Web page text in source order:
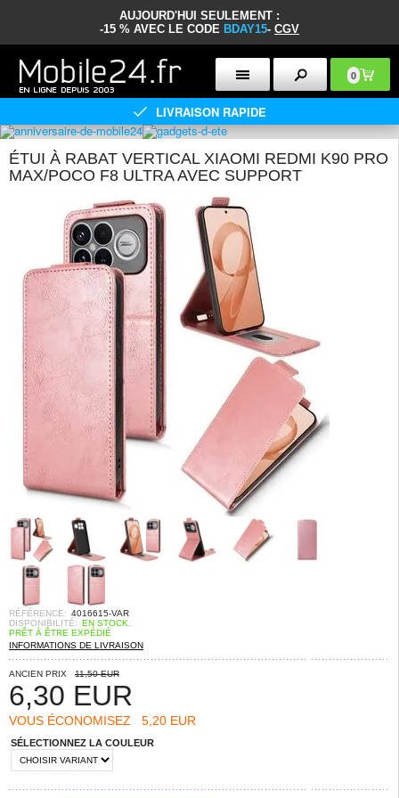
AUJOURD'HUI SEULEMENT :
-15 % AVEC LE CODE BDAY15- CGV
0
LIVRAISON RAPIDE
ÉTUI À RABAT VERTICAL XIAOMI REDMI K90 PRO
MAX/POCO F8 ULTRA AVEC SUPPORT
RÉFÉRENCE: 4016615-VAR
DISPONIBILITÉ: EN STOCK.
PRÊT À ÊTRE EXPÉDIÉ
INFORMATIONS DE LIVRAISON
ANCIEN PRIX 11,50 EUR
6,30 EUR
VOUS ÉCONOMISEZ 5,20 EUR
SÉLECTIONNEZ LA COULEUR